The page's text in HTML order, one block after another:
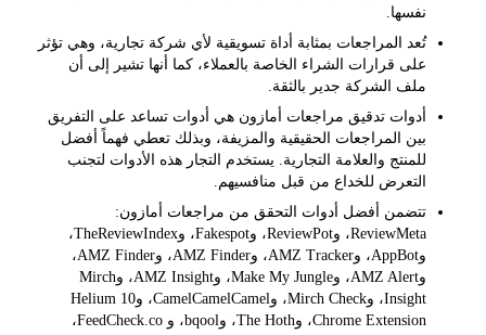
تُعد المراجعات بمثابة أداة تسويقية لأي شركة تجارية، وهي تؤثر
على قرارات الشراء الخاصة بالعملاء، كما أنها تشير إلى أن
ملف الشركة جدير بالثقة.
أدوات تدقيق مراجعات أمازون هي أدوات تساعد على التفريق
بين المراجعات الحقيقية والمزيفة، وبذلك تعطي فهماً أفضل
للمنتج والعلامة التجارية. يستخدم التجار هذه الأدوات لتجنب
التعرض للخداع من قبل منافسيهم.
تتضمن أفضل أدوات التحقق من مراجعات أمازون:
ReviewMeta، وReviewPot، وFakespot، وTheReviewIndex،
وAppBot، وAMZ Tracker، وAMZ Finder، وAMZ Finder،
وAMZ Alert، وMake My Jungle، وAMZ Insight، وMirch
Insight، وMirch Check، وCamelCamelCamel، وHelium 10
Chrome Extension، وThe Hoth، وbqool، و FeedCheck.co،